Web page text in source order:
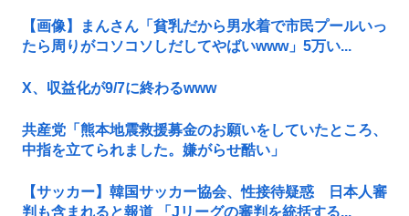
【画像】まんさん「貧乳だから男水着で市民プールいっ
たら周りがコソコソしだしてやばいwww」5万い...
X、収益化が9/7に終わるwww
共産党「熊本地震救援募金のお願いをしていたところ、
中指を立てられました。嫌がらせ酷い」
【サッカー】韓国サッカー協会、性接待疑惑 日本人審
判も含まれると報道 「Jリーグの審判を統括する...